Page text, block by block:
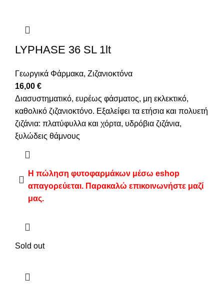
LYPHASE 36 SL 1lt
Γεωργικά Φάρμακα, Ζιζανιοκτόνα
16,00 €
Διασυστηματικό, ευρέως φάσματος, μη εκλεκτικό,
καθολικό ζιζανιοκτόνο. Εξαλείφει τα ετήσια και πολυετή
ζιζάνια: πλατύφυλλα και χόρτα, υδρόβια ζιζάνια,
ξυλώδεις θάμνους
Η πώληση φυτοφαρμάκων μέσω eshop
απαγορεύεται. Παρακαλώ επικοινωνήστε μαζί
μας.
Sold out